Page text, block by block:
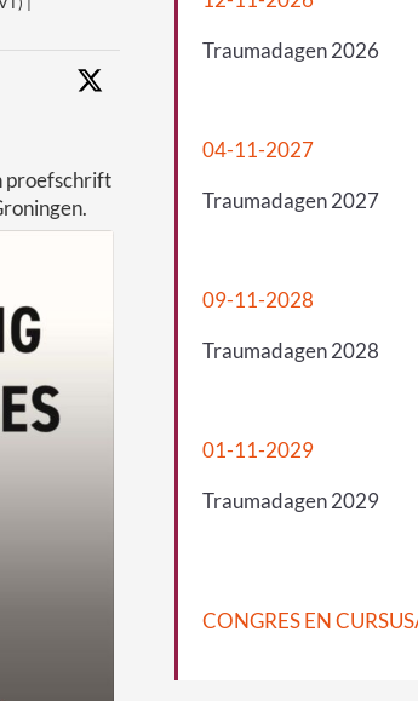
proefschrift
Traumadagen 2026
04-11-2027
Traumadagen 2027
09-11-2028
Traumadagen 2028
01-11-2029
Traumadagen 2029
CONGRES EN